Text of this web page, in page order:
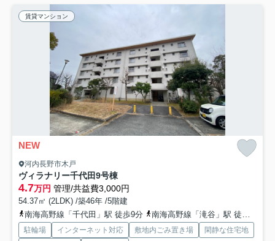
賃貸マンション
NEW
河内長野市木戸
ヴィラナリー千代田9号棟
4.7万円 管理/共益費3,000円
54.37㎡ (2LDK) /築46年 /5階建
南海高野線「千代田」駅 徒歩9分
南海高野線「滝谷」駅 徒歩15分
駐輪場 インターネット対応 敷地内ごみ置き場
閑静な住宅地